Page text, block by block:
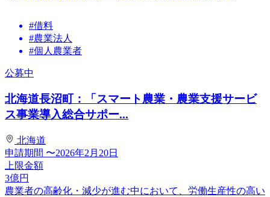
#借料
#農業法人
#個人農業者
公募中
北海道長沼町：「スマート農業・農業支援サービ
ス事業導入総合サポー...
北海道
申請期間 〜2026年2月20日
上限金額
3億円
農業者の高齢化・減少が進む中において、労働生産性の高い